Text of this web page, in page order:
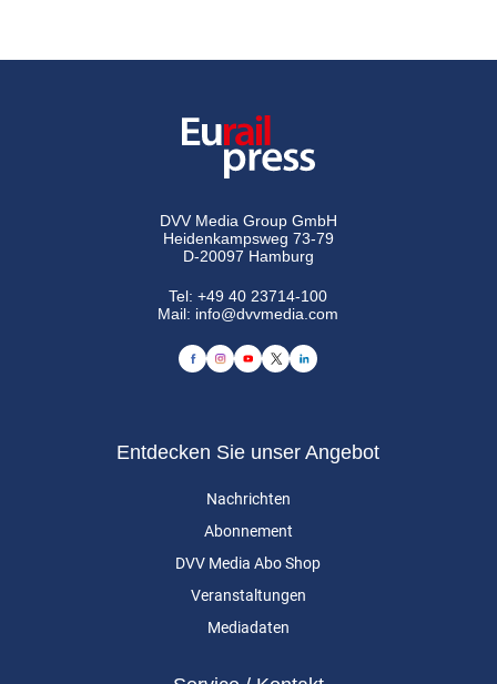
DVV Media Group GmbH
Heidenkampsweg 73-79
D-20097 Hamburg
Tel:+49 40 23714-100
Mail: info@dvvmedia.com
Entdecken Sie unser Angebot
Nachrichten
Abonnement
DVV Media Abo Shop
Veranstaltungen
Mediadaten